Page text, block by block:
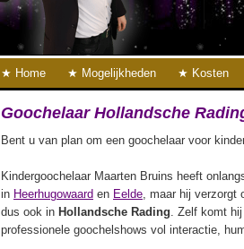
Home Mogelijkheden Kosten
Goochelaar Hollandsche
Bent u van plan om een goochelaar voor
Kindergoochelaar Maarten Bruins heeft
in Heerhugowaard en Eelde, maar hij verzorgt
dus ook in Hollandsche Rading. Zelf komt
professionele goochelshows vol interactie,